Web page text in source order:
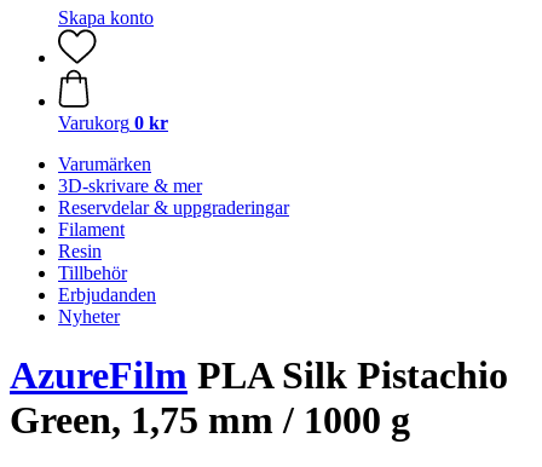
Skapa konto
Varukorg 0 kr
Varumärken
3D-skrivare & mer
Reservdelar & uppgraderingar
Filament
Resin
Tillbehör
Erbjudanden
Nyheter
AzureFilm PLA Silk Pistachio
Green, 1,75 mm / 1000 g